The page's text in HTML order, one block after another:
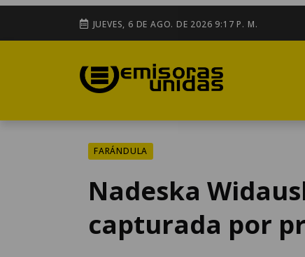
JUEVES, 6 DE AGO. DE 2026 9:17 P. M.
FARÁNDULA
Nadeska
capturada por